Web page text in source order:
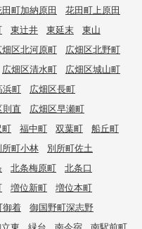
町加納原田
花田町上原田
東辻井 東延末
東山
畑区北河原町
広畑区北野町
広畑区清水町
広畑区城山町
浜町
広畑区長町
則直
広畑区早瀬町
町 福中町 双葉町
船丘町
所町小林
別所町佐土
北条梅原町
北条口
増位新町
増位本町
御着
御国野町深志野